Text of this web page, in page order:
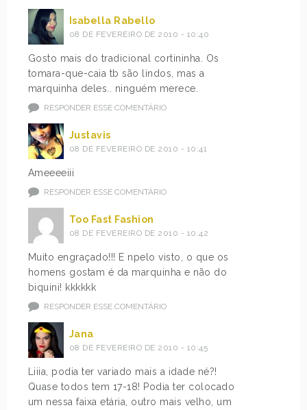
Isabella Rabello
08 DE FEVEREIRO DE 2010 - 10:40
Gosto mais do tradicional cortininha. Os
tomara-que-caia tb são lindos, mas a
marquinha deles.. ninguém merece.
RESPONDER ESSE COMENTÁRIO
Justavis
08 DE FEVEREIRO DE 2010 - 10:41
Ameeeeiii
RESPONDER ESSE COMENTÁRIO
Too Fast Fashion
08 DE FEVEREIRO DE 2010 - 10:42
Muito engraçado!!! E npelo visto, o que os
homens gostam é da marquinha e não do
biquini! kkkkkk
RESPONDER ESSE COMENTÁRIO
Jana
08 DE FEVEREIRO DE 2010 - 10:45
Liiia, podia ter variado mais a idade né?!
Quase todos tem 17-18! Podia ter colocado
um nessa faixa etária, outro mais velho, um